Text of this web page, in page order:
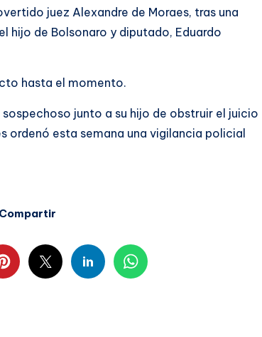
juez Alexandre de Moraes, tras una
hijo de Bolsonaro y diputado, Eduardo
hasta el momento.
junto a su hijo de obstruir el juicio
ordenó esta semana una vigilancia policial
Compartir